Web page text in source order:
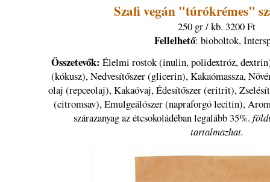
Szafi vegán "túrókrémes"
250 gr / kb. 3200 Ft
Fellelhető: bioboltok,
Összetevők: Élelmi rostok (inulin, polidextróz,
(kókusz), Nedvesítőszer (glicerin), Kakaómassza,
olaj (repceolaj), Kakaóvaj, Édesítőszer (eritrit),
(citromsav), Emulgeálószer (napraforgó lecitin),
szárazanyag az étcsokoládéban legalább 35%.
tartalmazhat.